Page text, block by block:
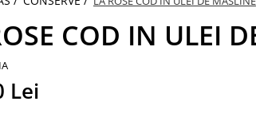
COD IN ULEI
Lei